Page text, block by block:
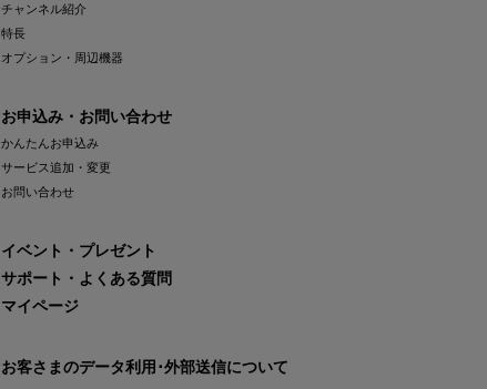
チャンネル紹介
特長
オプション・周辺機器
お申込み・お問い合わせ
かんたんお申込み
サービス追加・変更
お問い合わせ
イベント・プレゼント
サポート・よくある質問
マイページ
お客さまのデータ利用･外部送信について